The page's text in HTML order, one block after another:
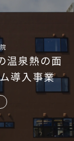
温泉熱の面
導入事業